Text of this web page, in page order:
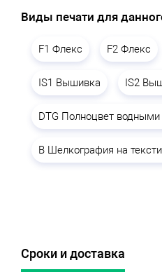
Виды печати для
F1 Флекс F2 Флекс
IS1 Вышивка IS2
DTG Полноцвет
B Шелкография на
Сроки и доставка